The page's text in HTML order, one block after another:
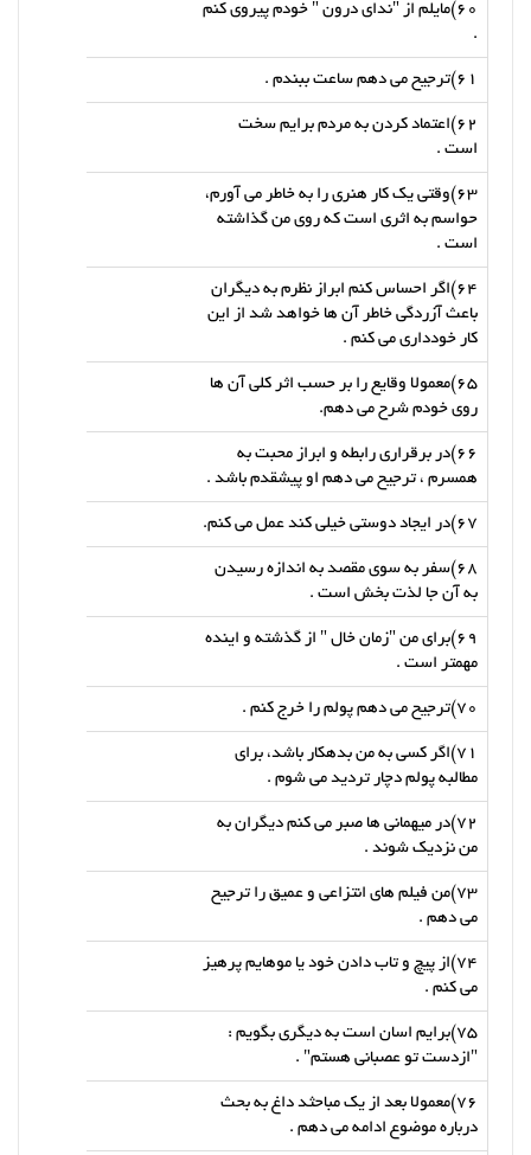
60)مایلم از "ندای درون " خودم پیروی کنم
.
61)ترجیح می دهم ساعت ببندم .
62)اعتماد کردن به مردم برایم سخت
است .
63)وقتی یک کار هنری را به خاطر می آورم،
حواسم به اثری است که روی من گذاشته
است .
64)اگر احساس کنم ابراز نظرم به دیگران
باعث آزردگی خاطر آن ها خواهد شد از این
کار خودداری می کنم .
65)معمولا وقایع را بر حسب اثر کلی آن ها
روی خودم شرح می دهم.
66)در برقراری رابطه و ابراز محبت به
همسرم ، ترجیح می دهم او پیشقدم باشد .
67)در ایجاد دوستی خیلی کند عمل می کنم.
68)سفر به سوی مقصد به اندازه رسیدن
به آن جا لذت بخش است .
69)برای من "زمان خال " از گذشته و اینده
مهمتر است .
70)ترجیح می دهم پولم را خرج کنم .
71)اگر کسی به من بدهکار باشد، برای
مطالبه پولم دچار تردید می شوم .
72)در میهمانی ها صبر می کنم دیگران به
من نزدیک شوند .
73)من فیلم های انتزاعی و عمیق را ترجیح
می دهم .
74)از پیچ و تاب دادن خود یا موهایم پرهیز
می کنم .
75)برایم اسان است به دیگری بگویم :
"ازدست تو عصبانی هستم" .
76)معمولا بعد از یک مباحثد داغ به بحث
درباره موضوع ادامه می دهم .